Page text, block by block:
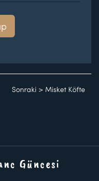
Sonraki > Misket Köfte
Güncesi